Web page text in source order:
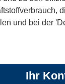
und bei der
Ihr